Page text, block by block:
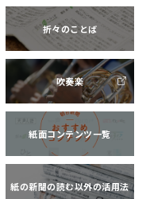
折々のことば
吹奏楽
紙面コンテンツ一覧
紙の新聞の読む以外の活用法